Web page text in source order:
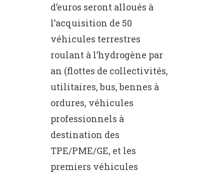
d’euros seront alloués à
l’acquisition de 50
véhicules terrestres
roulant à l’hydrogène par
an (flottes de collectivités,
utilitaires, bus, bennes à
ordures, véhicules
professionnels à
destination des
TPE/PME/GE, et les
premiers véhicules